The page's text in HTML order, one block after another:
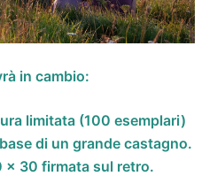
in cambio:
limitata (100 esemplari)
di un grande castagno.
x 30 firmata sul retro.